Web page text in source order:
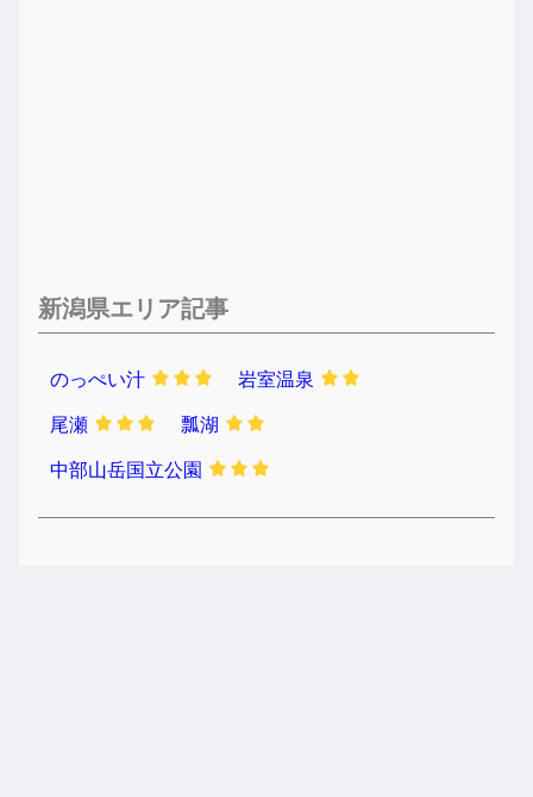
新潟県エリア記事
のっぺい汁 岩室温泉
尾瀬 瓢湖
中部山岳国立公園